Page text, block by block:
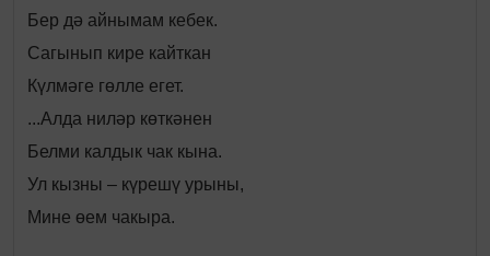
Бер дә айнымам кебек.
Сагынып кире кайткан
Күлмәге гөлле егет.
...Алда ниләр көткәнен
Белми калдык чак кына.
Ул кызны – күрешү урыны,
Мине өем чакыра.